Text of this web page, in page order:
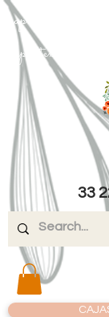
papel texturizado
papel texturizado
33